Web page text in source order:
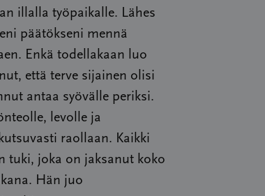
illalla työpaikalle. Lähes
päätökseni mennä
Enkä todellakaan luo
että terve sijainen olisi
antaa syövälle periksi.
levolle ja
raollaan. Kaikki
tuki, joka on jaksanut koko
Hän juo